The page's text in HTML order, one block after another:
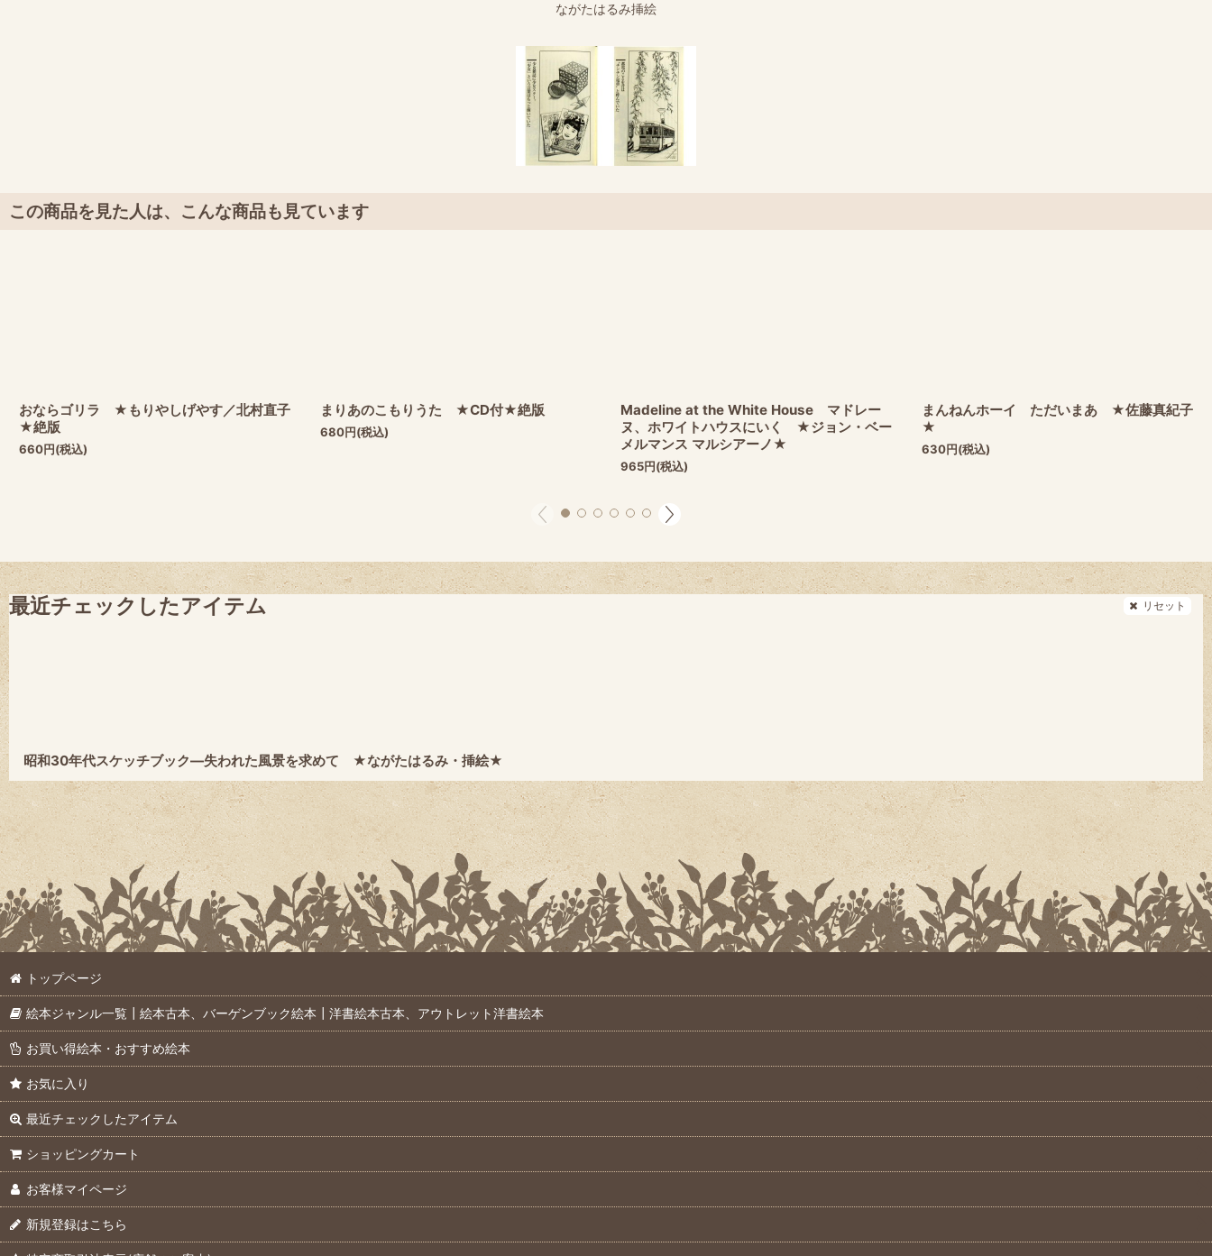
ながたはるみ挿絵
この商品を見た人は、こんな商品も見ています
おならゴリラ ★もりやしげやす／北村直子
★絶版
660円(税込)
まりあのこもりうた ★CD付★絶版
680円(税込)
Madeline at the White House マドレー
ヌ、ホワイトハウスにいく ★ジョン・ベー
メルマンス マルシアーノ★
965円(税込)
まんねんホーイ ただいまあ ★佐藤真紀子
★
630円(税込)
最近チェックしたアイテム リセット
昭和30年代スケッチブック―失われた風景を求めて ★ながたはるみ・挿絵★
トップページ
絵本ジャンル一覧┃絵本古本、バーゲンブック絵本┃洋書絵本古本、アウトレット洋書絵本
お買い得絵本・おすすめ絵本
お気に入り
最近チェックしたアイテム
ショッピングカート
お客様マイページ
新規登録はこちら